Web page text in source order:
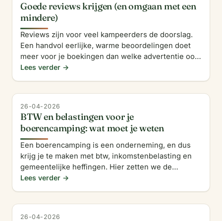
Goede reviews krijgen (en omgaan met een
mindere)
Reviews zijn voor veel kampeerders de doorslag.
Een handvol eerlijke, warme beoordelingen doet
meer voor je boekingen dan welke advertentie ook.
Zo verzamel je ze, en zo ga je om met die ene
Lees verder →
26-04-2026
BTW en belastingen voor je
boerencamping: wat moet je weten
Een boerencamping is een onderneming, en dus
krijg je te maken met btw, inkomstenbelasting en
gemeentelijke heffingen. Hier zetten we de
hoofdlijnen op een rij &mdash; geen vervanging
Lees verder →
26-04-2026